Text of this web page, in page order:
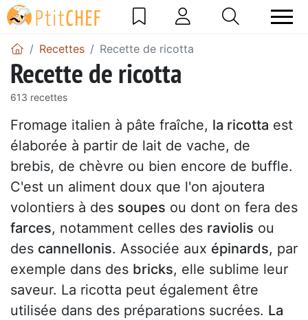
Recettes Recette de ricotta
Recette de ricotta
613 recettes
Fromage italien à pâte fraîche, la ricotta est
élaborée à partir de lait de vache, de
brebis, de chèvre ou bien encore de buffle.
C'est un aliment doux que l'on ajoutera
volontiers à des soupes ou dont on fera des
farces, notamment celles des raviolis ou
des cannellonis. Associée aux épinards, par
exemple dans des bricks, elle sublime leur
saveur. La ricotta peut également être
utilisée dans des préparations sucrées. La